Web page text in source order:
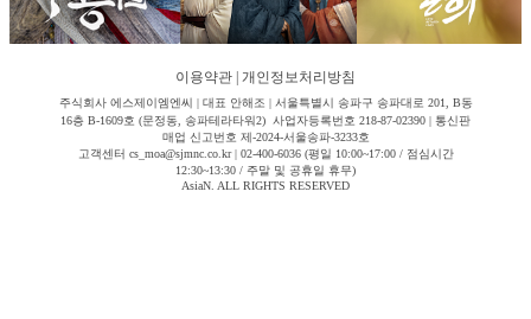
이용약관 개인정보처리방침
주식회사 에스제이엠엔씨 | 대표 안해조 | 서울특별시 송파구 송파대로 201, B동
16층 B-1609호 (문정동, 송파테라타워2) 사업자등록번호 218-87-02390 | 통신판
매업 신고번호 제-2024-서울송파-3233호
고객센터 cs_moa@sjmnc.co.kr | 02-400-6036 (평일 10:00~17:00 / 점심시간
12:30~13:30 / 주말 및 공휴일 휴무)
AsiaN. ALL RIGHTS RESERVED